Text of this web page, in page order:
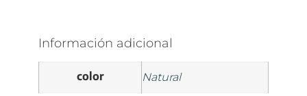
Información adicional
color Natural